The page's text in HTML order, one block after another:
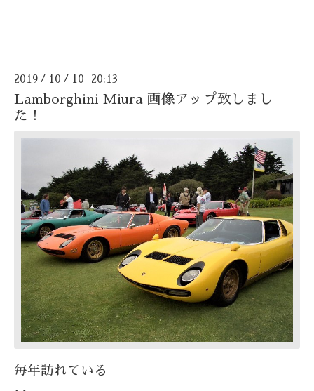
2019 / 10 / 10 20:13
Lamborghini Miura 画像アップ致しまし
た！
毎年訪れている